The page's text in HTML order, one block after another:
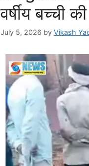
वर्षीय बच्ची
July 5, 2026 by Vikash